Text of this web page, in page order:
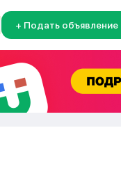
+ Подать объявление